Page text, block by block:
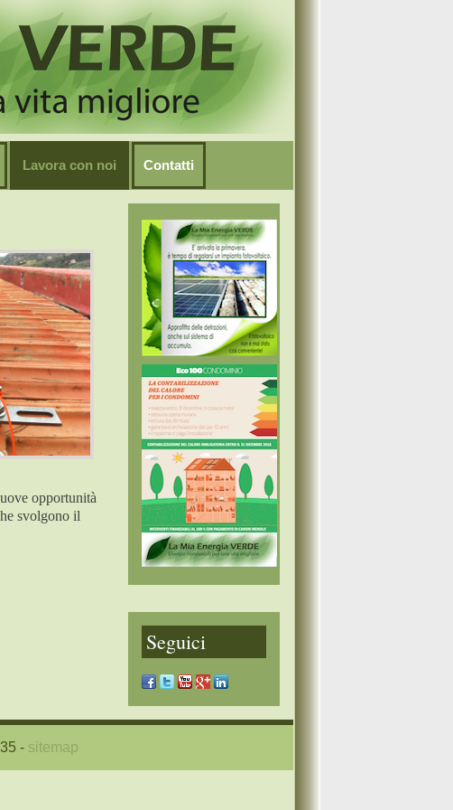
Lavora con noi Contatti
opportunità
svolgono il
Seguici
- sitemap